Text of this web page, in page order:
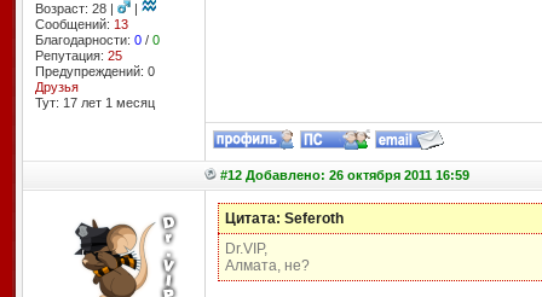
Возраст: 28 |
|
Сообщений: 13
Благодарности: 0/ 0
Репутация: 25
Предупреждений: 0
Друзья
Тут: 17 лет 1 месяц
#12 Добавлено: 26 октября 2011 16:59
Цитата: Seferoth
Dr.VIP,
Алмата, не?